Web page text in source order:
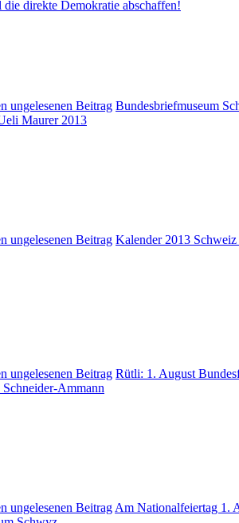
direkte Demokratie abschaffen!
Bundesbriefmuseum
Maurer 2013
Kalender 2013
Rütli: 1. August
Schneider-Ammann
Am Nationalfeiertag 1.